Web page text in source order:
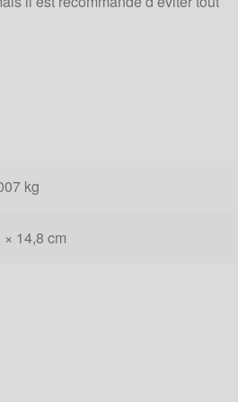
kg
× 14,8 cm